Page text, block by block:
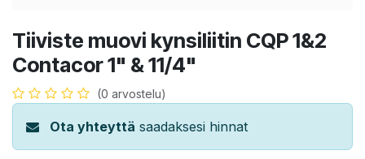
Tiiviste muovi kynsiliitin CQP 1&2
Contacor 1" & 11/4"
(0 arvostelu)
Ota yhteyttä saadaksesi hinnat